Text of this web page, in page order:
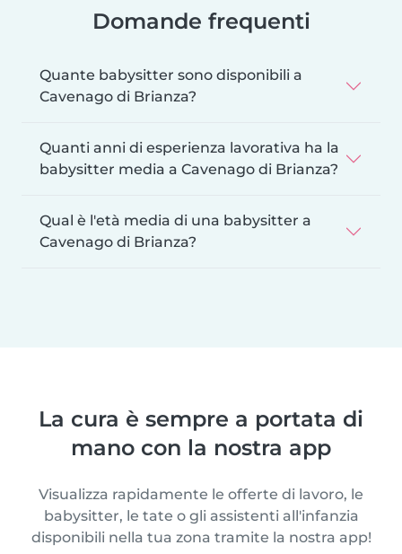
Domande frequenti
Quante babysitter sono disponibili a
Cavenago di Brianza?
Quanti anni di esperienza lavorativa ha la
babysitter media a Cavenago di Brianza?
Qual è l'età media di una babysitter a
Cavenago di Brianza?
La cura è sempre a portata di
mano con la nostra app
Visualizza rapidamente le offerte di lavoro, le
babysitter, le tate o gli assistenti all'infanzia
disponibili nella tua zona tramite la nostra app!